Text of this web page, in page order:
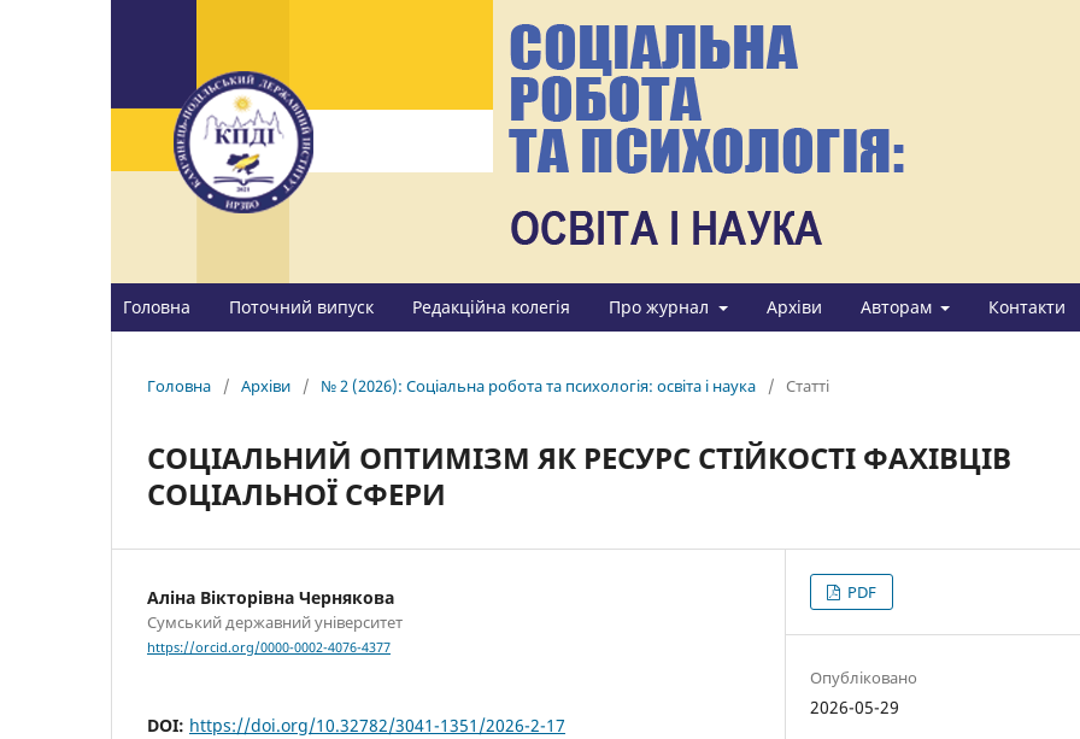
Головна Поточний випуск Редакційна колегія Про журнал Архіви Авторам Контакти
Головна / Архіви / № 2 (2026): Соціальна робота та психологія: освіта і наука / Статті
СОЦІАЛЬНИЙ ОПТИМІЗМ ЯК РЕСУРС СТІЙКОСТІ ФАХІВЦІВ
СОЦІАЛЬНОЇ СФЕРИ
Аліна Вікторівна Чернякова
Сумський державний університет
https://orcid.org/0000-0002-4076-4377
DOI: https://doi.org/10.32782/3041-1351/2026-2-17
PDF
Опубліковано
2026-05-29